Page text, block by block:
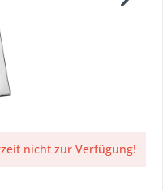
nicht zur Verfügung!